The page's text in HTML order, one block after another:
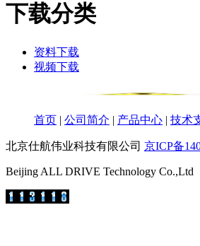
下载分类
资料下载
视频下载
首页 | 公司简介 | 产品中心 | 技术
北京仕航伟业科技有限公司 京ICP备
Beijing ALL DRIVE Technology Co.,Ltd